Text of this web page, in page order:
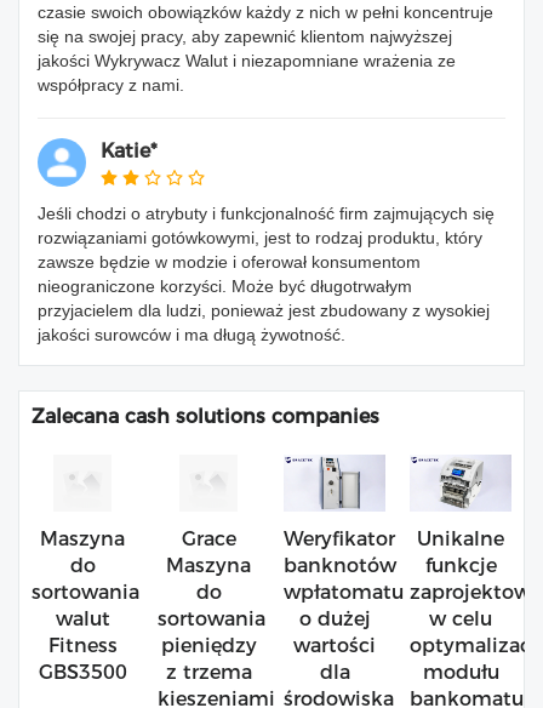
czasie swoich obowiązków każdy z nich w pełni koncentruje
się na swojej pracy, aby zapewnić klientom najwyższej
jakości Wykrywacz Walut i niezapomniane wrażenia ze
współpracy z nami.
Katie*
Jeśli chodzi o atrybuty i funkcjonalność firm zajmujących się
rozwiązaniami gotówkowymi, jest to rodzaj produktu, który
zawsze będzie w modzie i oferował konsumentom
nieograniczone korzyści. Może być długotrwałym
przyjacielem dla ludzi, ponieważ jest zbudowany z wysokiej
jakości surowców i ma długą żywotność.
Zalecana cash solutions companies
Maszyna
do
sortowania
walut
Fitness
GBS3500
Grace
Maszyna
do
sortowania
pieniędzy
z trzema
kieszeniami
Weryfikator
banknotów
wpłatomatu
o dużej
wartości
dla
środowiska
Unikalne
funkcje
w celu
optymalizacji
modułu
bankomatu